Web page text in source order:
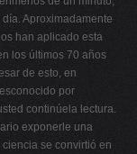
Aproximadamente
han aplicado esta
los últimos 70 años
de esto, en
por
continúela lectura.
exponerle una
se convirtió en